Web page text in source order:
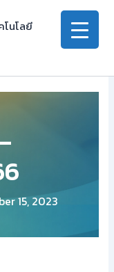
โนโลยี
15, 2023